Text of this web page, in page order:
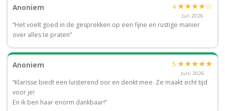
Anoniem 4 ★★★★☆
Juli 2026
“Het voelt goed in de gesprekken op een fijne en rustige manier
over alles te praten”
Anoniem 5 ★★★★★
Juni 2026
“Klarisse biedt een luisterend oor en denkt mee. Ze maakt echt tijd
voor je!
En ik ben haar enorm dankbaar!”